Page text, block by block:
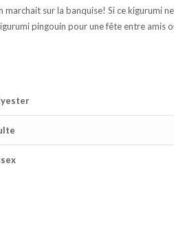
sur la banquise! Si ce kigurumi
pingouin pour une fête entre amis